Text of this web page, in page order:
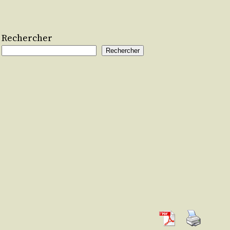
Rechercher
Rechercher